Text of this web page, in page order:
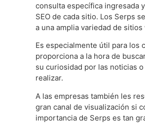
consulta específica ingresada
SEO de cada sitio. Los Serps
a una amplia variedad de sitios
Es especialmente útil para los
proporciona a la hora de
su curiosidad por las noticias
realizar.
A las empresas también les
gran canal de visualización si
importancia de Serps es tan